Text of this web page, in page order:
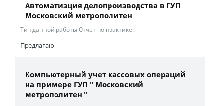
Автоматизция делопроизводства в ГУП
Московский метрополитен
Тип данной работы Отчет по практике.
Предлагаю
Компьютерный учет кассовых операций
на примере ГУП " Московский
метрополитен "